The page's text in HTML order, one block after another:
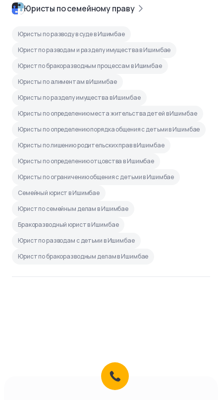
Юристы по семейному праву
Юристы по разводу в суде в Ишимбае
Юрист по разводам и разделу имущества в Ишимбае
Юрист по бракоразводным процессам в Ишимбае
Юристы по алиментам в Ишимбае
Юристы по разделу имущества в Ишимбае
Юристы по определению места жительства детей в Ишимбае
Юристы по определению порядка общения с детьми в Ишимбае
Юристы по лишению родительских прав в Ишимбае
Юристы по определению отцовства в Ишимбае
Юристы по ограничению общения с детьми в Ишимбае
Семейный юрист в Ишимбае
Юрист по семейным делам в Ишимбае
Бракоразводный юрист в Ишимбае
Юрист по разводам с детьми в Ишимбае
Юрист по бракоразводным делам в Ишимбае